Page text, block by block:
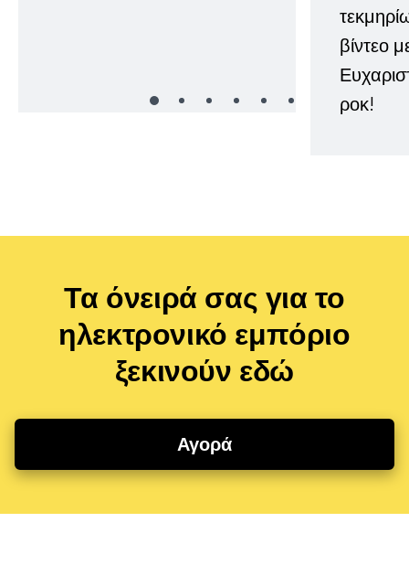
βίντεο
ροκ!
Τα όνειρά σας για το
ηλεκτρονικό εμπόριο
ξεκινούν εδώ
Αγορά